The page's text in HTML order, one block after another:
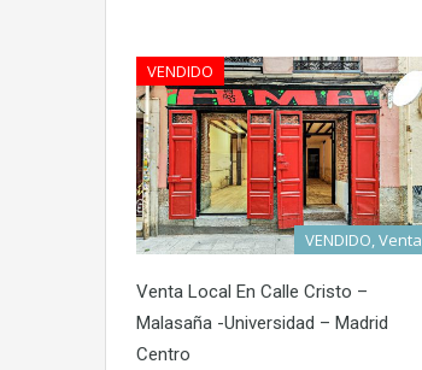
VENDIDO
VENDIDO, Venta
Venta Local En Calle Cristo –
Malasaña -Universidad – Madrid
Centro